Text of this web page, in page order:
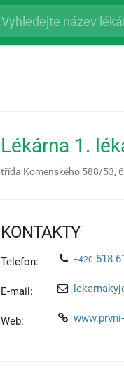
Lékárna 1.
třída Komenského 588/53,
KONTAKTY
Telefon: +420 518
E-mail:
Web: